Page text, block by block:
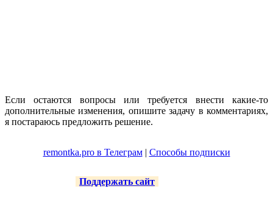
Если остаются вопросы или требуется внести какие-то
дополнительные изменения, опишите задачу в комментариях,
я постараюсь предложить решение.
remontka.pro в Телеграм| Способы подписки
Поддержать сайт